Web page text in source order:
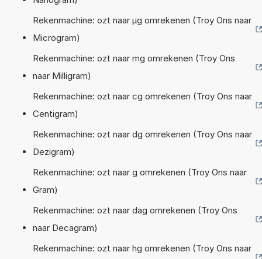
Rekenmachine: ozt naar µg omrekenen (Troy Ons naar
Microgram)
Rekenmachine: ozt naar mg omrekenen (Troy Ons
naar Milligram)
Rekenmachine: ozt naar cg omrekenen (Troy Ons naar
Centigram)
Rekenmachine: ozt naar dg omrekenen (Troy Ons naar
Dezigram)
Rekenmachine: ozt naar g omrekenen (Troy Ons naar
Gram)
Rekenmachine: ozt naar dag omrekenen (Troy Ons
naar Decagram)
Rekenmachine: ozt naar hg omrekenen (Troy Ons naar